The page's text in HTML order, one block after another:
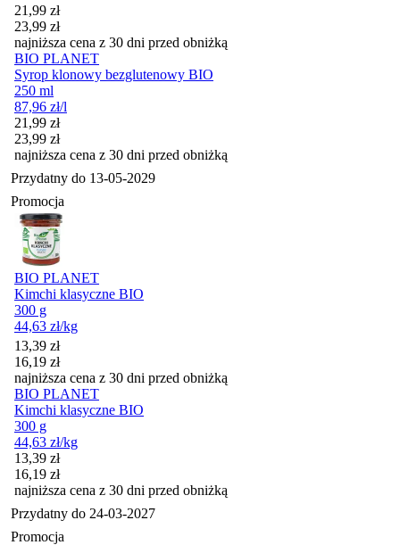
Cena promocyjna
21,99 zł
23,99 zł
najniższa cena z 30 dni przed obniżką
BIO PLANET
Syrop klonowy bezglutenowy BIO
250 ml
87,96 zł/l
Cena promocyjna
21,99 zł
23,99 zł
najniższa cena z 30 dni przed obniżką
Przydatny do 13-05-2029
Promocja
BIO PLANET
Kimchi klasyczne BIO
300 g
44,63 zł/kg
Cena promocyjna
13,39 zł
16,19 zł
najniższa cena z 30 dni przed obniżką
BIO PLANET
Kimchi klasyczne BIO
300 g
44,63 zł/kg
Cena promocyjna
13,39 zł
16,19 zł
najniższa cena z 30 dni przed obniżką
Przydatny do 24-03-2027
Promocja